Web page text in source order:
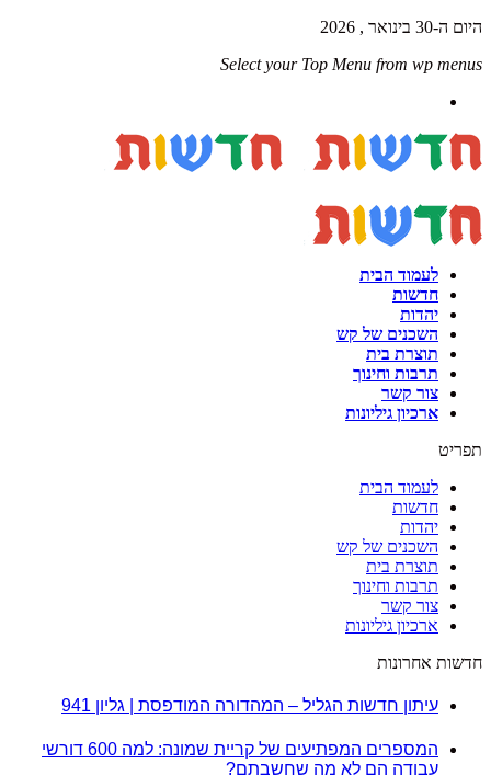
היום ה-30 בינואר , 2026
Select your Top Menu from wp menus
לעמוד הבית
חדשות
יהדות
השכנים של קש
תוצרת בית
תרבות וחינוך
צור קשר
ארכיון גיליונות
תפריט
לעמוד הבית
חדשות
יהדות
השכנים של קש
תוצרת בית
תרבות וחינוך
צור קשר
ארכיון גיליונות
חדשות אחרונות
עיתון חדשות הגליל – המהדורה המודפסת | גליון 941
המספרים המפתיעים של קריית שמונה: למה 600 דורשי
עבודה הם לא מה שחשבתם?